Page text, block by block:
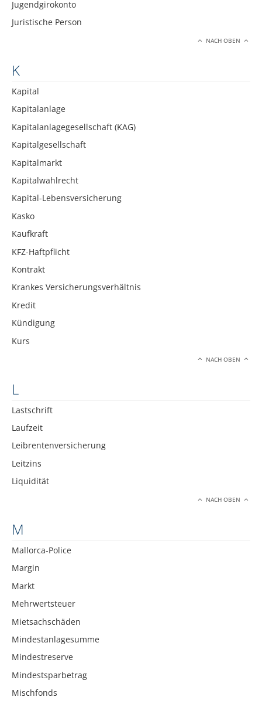
Jugendgirokonto
Juristische Person
NACH OBEN
K
Kapital
Kapitalanlage
Kapitalanlagegesellschaft (KAG)
Kapitalgesellschaft
Kapitalmarkt
Kapitalwahlrecht
Kapital-Lebensversicherung
Kasko
Kaufkraft
KFZ-Haftpflicht
Kontrakt
Krankes Versicherungsverhältnis
Kredit
Kündigung
Kurs
NACH OBEN
L
Lastschrift
Laufzeit
Leibrentenversicherung
Leitzins
Liquidität
NACH OBEN
M
Mallorca-Police
Margin
Markt
Mehrwertsteuer
Mietsachschäden
Mindestanlagesumme
Mindestreserve
Mindestsparbetrag
Mischfonds